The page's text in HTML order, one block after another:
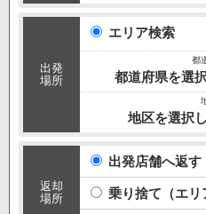
出発
場所
エリア検索
都道府県を選
地区を選択
返却
場所
出発店舗へ返す
乗り捨て（エリ